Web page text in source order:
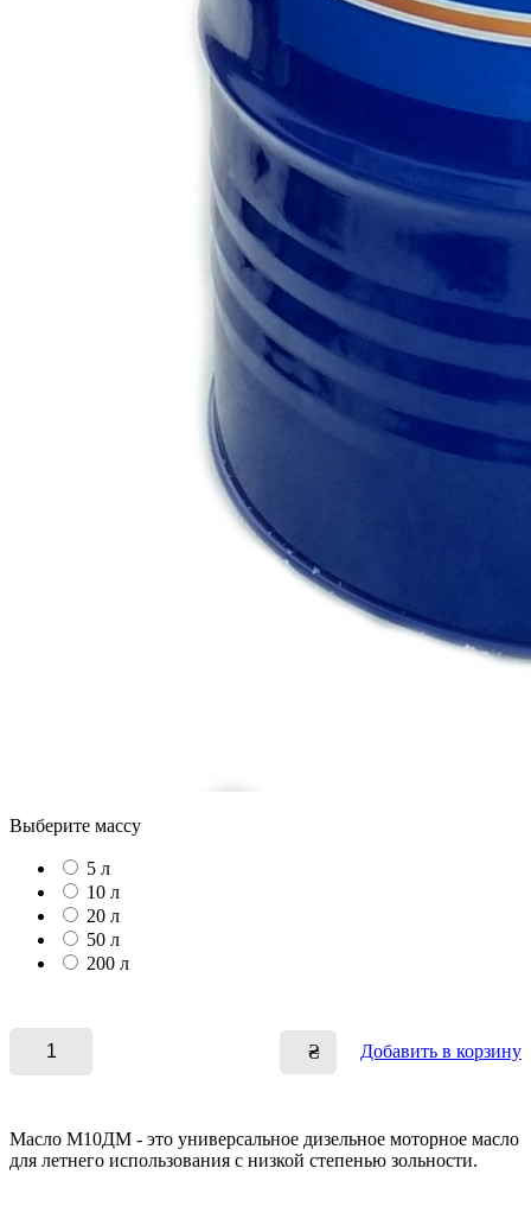
Выберите массу
5 л
10 л
20 л
50 л
200 л
₴ Добавить в корзину
Масло М10ДМ - это универсальное дизельное моторное масло
для летнего использования с низкой степенью зольности.